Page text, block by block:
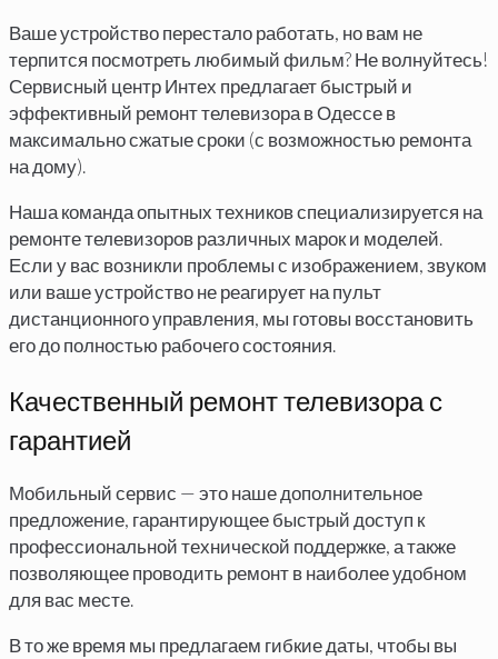
Ваше устройство перестало работать, но вам не
терпится посмотреть любимый фильм? Не волнуйтесь!
Сервисный центр Интех предлагает быстрый и
эффективный ремонт телевизора в Одессе в
максимально сжатые сроки (с возможностью ремонта
на дому).
Наша команда опытных техников специализируется на
ремонте телевизоров различных марок и моделей.
Если у вас возникли проблемы с изображением, звуком
или ваше устройство не реагирует на пульт
дистанционного управления, мы готовы восстановить
его до полностью рабочего состояния.
Качественный ремонт телевизора с
гарантией
Мобильный сервис — это наше дополнительное
предложение, гарантирующее быстрый доступ к
профессиональной технической поддержке, а также
позволяющее проводить ремонт в наиболее удобном
для вас месте.
В то же время мы предлагаем гибкие даты, чтобы вы